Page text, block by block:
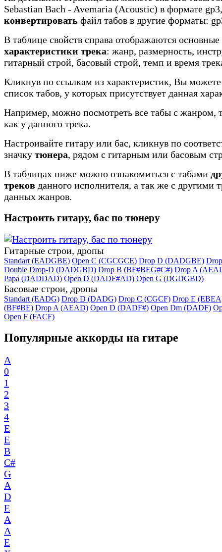
Sebastian Bach - Avemaria (Acoustic) в формате
конвертировать файл табов в другие форматы:
В таблице свойств справа отображаются основные
характеристики трека: жанр, размерность,
гитарный строй, басовый строй, темп и время
Кликнув по ссылкам из характеристик, Вы
список табов, у которых присутствует данная
Например, можно посмотреть все табы с жанром,
как у данного трека.
Настроивайте гитару или бас, кликнув по
значку тюнера, рядом с гитарным или басовым
В таблицах ниже можно ознакомиться с табами
треков данного исполнителя, а так же с другими
данных жанров.
Настроить гитару, бас по тюнеру
Гитарные строи, дропы
Standart (EADGBE) Open C (CGCGCE) Drop D (DADGBE)
Double Drop-D (DADGBD) Drop B (BF#BEG#C#) Drop A
Papa (DADDAD) Open D (DADF#AD) Open G (DGDGBD)
Басовые строи, дропы
Standart (EADG) Drop D (DADG) Drop C (CGCF) Drop E
(BF#BE) Drop A (AEAD) Open D (DADF#) Open Dm (DADF)
Open F (FACF)
Популярные аккорды на гитаре
A
0
1
2
3
4
E
E
B
C#
G
A
D
E
A
A
E